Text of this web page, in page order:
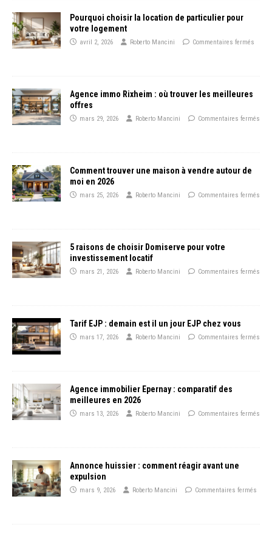
Pourquoi choisir la location de particulier pour
votre logement
avril 2, 2026 Roberto Mancini Commentaires fermés
Agence immo Rixheim : où trouver les meilleures
offres
mars 29, 2026 Roberto Mancini Commentaires fermés
Comment trouver une maison à vendre autour de
moi en 2026
mars 25, 2026 Roberto Mancini Commentaires fermés
5 raisons de choisir Domiserve pour votre
investissement locatif
mars 21, 2026 Roberto Mancini Commentaires fermés
Tarif EJP : demain est il un jour EJP chez vous
mars 17, 2026 Roberto Mancini Commentaires fermés
Agence immobilier Epernay : comparatif des
meilleures en 2026
mars 13, 2026 Roberto Mancini Commentaires fermés
Annonce huissier : comment réagir avant une
expulsion
mars 9, 2026 Roberto Mancini Commentaires fermés